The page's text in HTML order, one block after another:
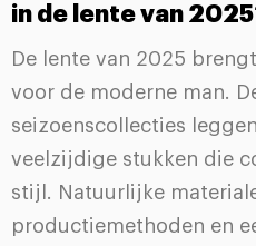
in de lente van
De lente van 2025
voor de moderne man.
seizoenscollecties
veelzijdige stukken die
stijl. Natuurlijke
productiemethoden en